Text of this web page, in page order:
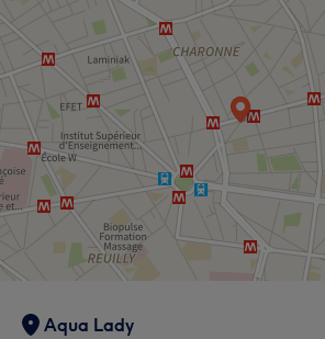
Aqua Lady